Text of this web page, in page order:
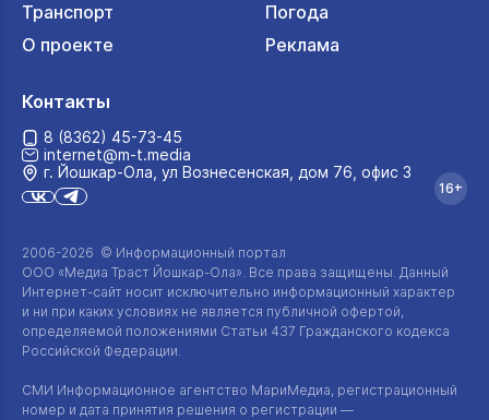
Транспорт
Погода
О проекте
Реклама
2006-2026 © Информационный портал
ООО «Медиа Траст Йошкар-Ола». Все права защищены. Данный
Интернет-сайт носит исключительно информационный характер
и ни при каких условиях не является публичной офертой,
определяемой положениями Статьи 437 Гражданского кодекса
Российской Федерации.
СМИ Информационное агентство МариМедиа, регистрационный
номер и дата принятия решения о регистрации —
Контакты
8 (8362) 45-73-45
internet@m-t.media
г. Йошкар‑Ола, ул Вознесенская, дом 76, офис 3
16+